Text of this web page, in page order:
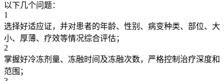
以下几个问题：
1
选择好适应证，并对患者的年龄、性别、病变种类、部位、大
小、厚薄、疗效等情况综合评估；
2
掌握好冷冻剂量、冻融时间及冻融次数，严格控制治疗深度和
范围；